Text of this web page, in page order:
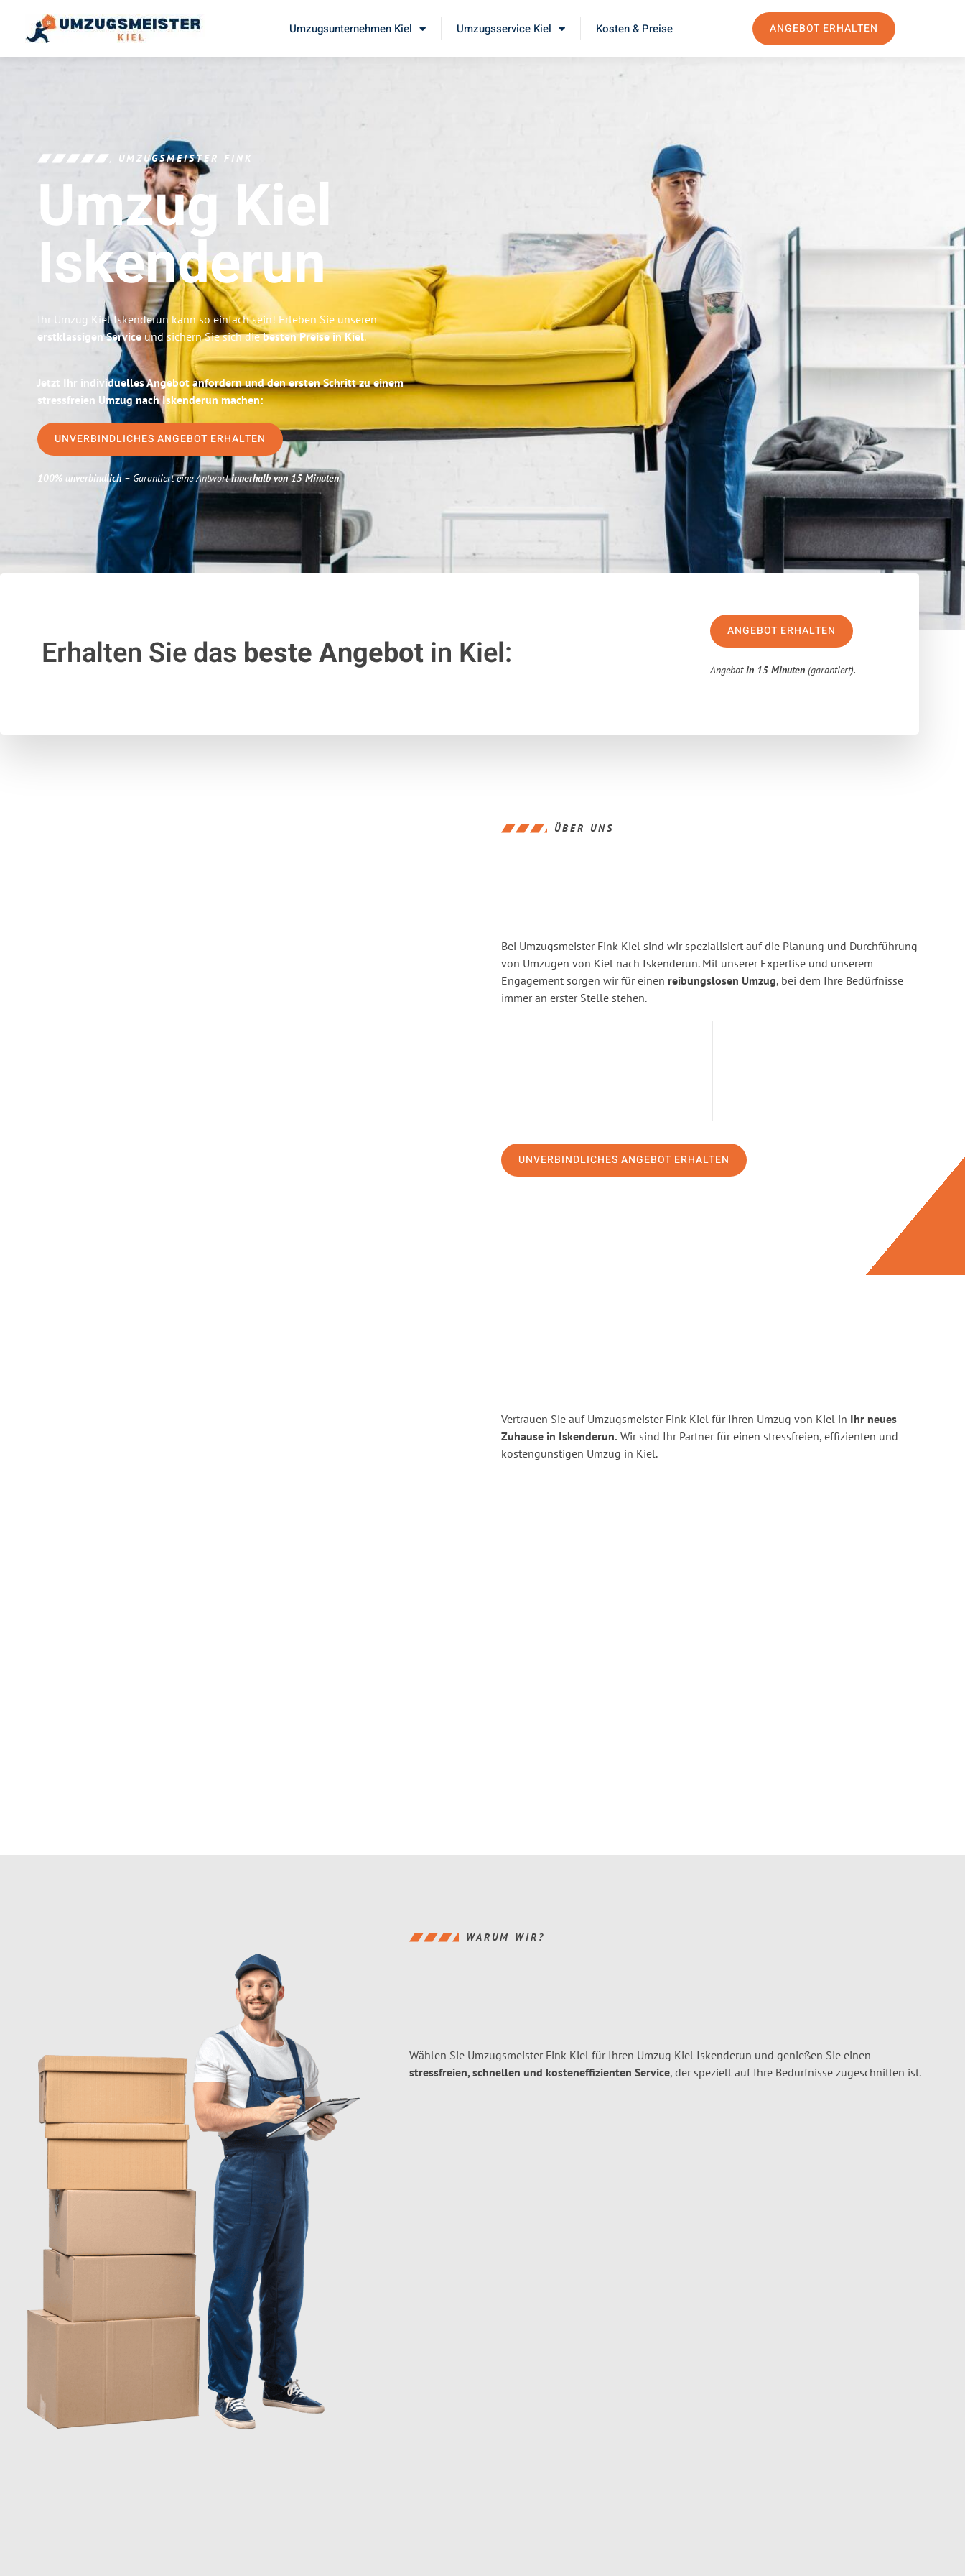
Umzugsunternehmen Kiel Umzugsservice Kiel Kosten & Preise ANGEBOT ERHALTEN
UMZUGSMEISTER FINK
Umzug Kiel
Iskenderun
Ihr Umzug Kiel Iskenderun kann so einfach sein! Erleben Sie unseren
erstklassigen Service und sichern Sie sich diebesten Preise in Kiel.
Jetzt Ihr individuelles Angebot anfordern und den ersten Schritt zu einem
stressfreien Umzug nach Iskenderun machen:
UNVERBINDLICHES ANGEBOT ERHALTEN
100% unverbindlich– Garantiert eine Antwortinnerhalb von 15 Minuten.
Erhalten Sie das beste Angebotin Kiel:
ANGEBOT ERHALTEN
Angebotin 15 Minuten (garantiert).
ÜBER UNS
Bei Umzugsmeister Fink Kiel sind wir spezialisiert auf die Planung und Durchführung
von Umzügen von Kiel nach Iskenderun. Mit unserer Expertise und unserem
Engagement sorgen wir für einen reibungslosen Umzug, bei dem Ihre Bedürfnisse
immer an erster Stelle stehen.
UNVERBINDLICHES ANGEBOT ERHALTEN
Vertrauen Sie auf Umzugsmeister Fink Kiel für Ihren Umzug von Kiel in Ihr neues
Zuhause in Iskenderun. Wir sind Ihr Partner für einen stressfreien, effizienten und
kostengünstigen Umzug in Kiel.
WARUM WIR?
Wählen Sie Umzugsmeister Fink Kiel für Ihren Umzug Kiel Iskenderun und genießen Sie einen
stressfreien, schnellen und kosteneffizienten Service, der speziell auf Ihre Bedürfnisse zugeschnitten ist.